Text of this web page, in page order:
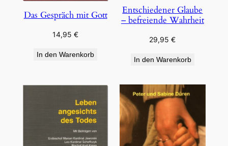
Das Gespräch mit Gott
14,95€
In den Warenkorb
Entschiedener Glaube
– befreiende Wahrheit
29,95€
In den Warenkorb